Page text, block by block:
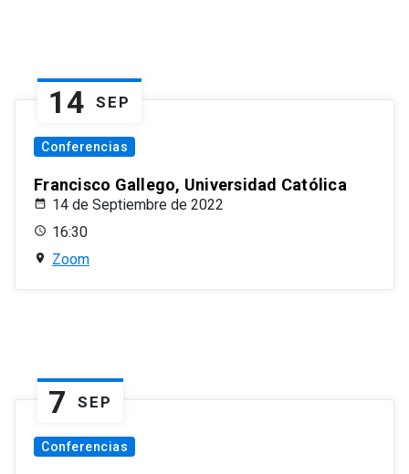
14 SEP
Conferencias
Francisco Gallego, Universidad Católica
14 de Septiembre de 2022
16:30
Zoom
7 SEP
Conferencias